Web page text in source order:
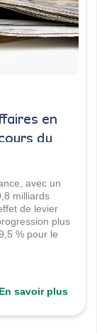
en
du
avec un
milliards
de levier
plus
% pour le
En savoir plus